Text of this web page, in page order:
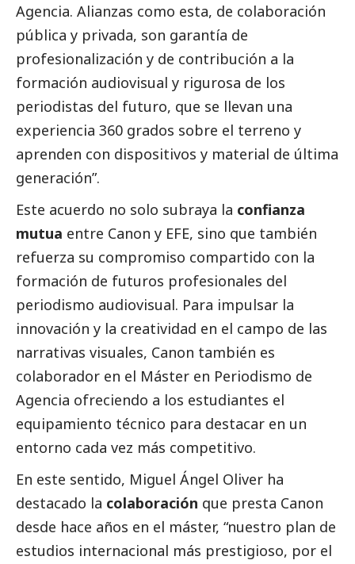
Agencia. Alianzas como esta, de colaboración
pública y privada, son garantía de
profesionalización y de contribución a la
formación audiovisual y rigurosa de los
periodistas del futuro, que se llevan una
experiencia 360 grados sobre el terreno y
aprenden con dispositivos y material de última
generación”.
Este acuerdo no solo subraya la confianza
mutua entre Canon y EFE, sino que también
refuerza su compromiso compartido con la
formación de futuros profesionales del
periodismo audiovisual. Para impulsar la
innovación y la creatividad en el campo de las
narrativas visuales, Canon también es
colaborador en el Máster en Periodismo de
Agencia ofreciendo a los estudiantes el
equipamiento técnico para destacar en un
entorno cada vez más competitivo.
En este sentido, Miguel Ángel Oliver ha
destacado la colaboración que presta Canon
desde hace años en el máster, “nuestro plan de
estudios internacional más prestigioso, por el